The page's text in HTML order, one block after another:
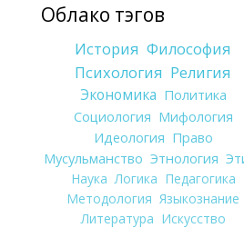
Облако тэгов
История Философия
Психология Религия
Экономика Политика
Социология Мифология
Идеология Право
Мусульманство Этнология
Наука Логика Педагогика
Методология Языкознание
Литература Искусство